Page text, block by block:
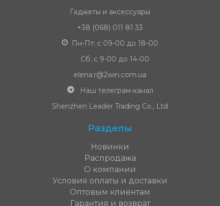
Гаджеты и аксессуары
+38 (068) 011 81 33
Пн-Пт: с 09-00 до 18-00
Сб: с 9-00 до 14-00
elena.r@2win.com.ua
Наш телеграм-канал
Shenzhen Leader Trading Co., Ltd
Разделы
Новинки
Распродажа
О компании
Условия оплаты и доставки
Оптовым клиентам
Гарантия и возврат